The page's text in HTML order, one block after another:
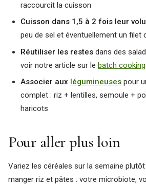
raccourcit la cuisson
Cuisson dans 1,5 à 2 fois leur
peu de sel et éventuellement un filet
Réutiliser les restes dans des
voir notre article sur le batch cooking
Associer aux légumineuses pour
complet : riz + lentilles, semoule +
haricots
Pour aller plus loin
Variez les céréales sur la semaine
manger riz et pâtes : votre microbiote,